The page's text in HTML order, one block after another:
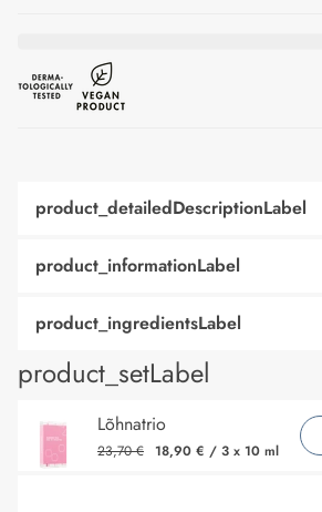
product_detailedDescriptionLabel
product_informationLabel
product_ingredientsLabel
product_setLabel
Lõhnatrio
23,70 € 18,90 € / 3 x 10 ml